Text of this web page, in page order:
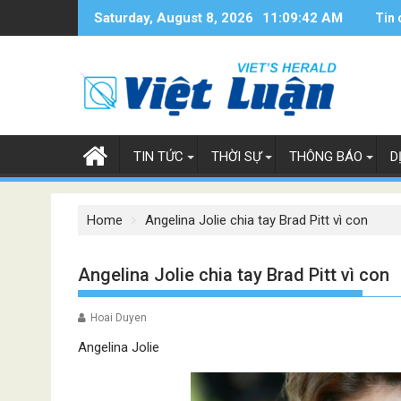
Saturday, August 8, 2026 11:09:43 AM Tin
TIN TỨC THỜI SỰ THÔNG BÁO
Home Angelina Jolie chia tay Brad Pitt vì con
Angelina Jolie chia tay Brad Pitt vì con
Hoai Duyen
Angelina Jolie